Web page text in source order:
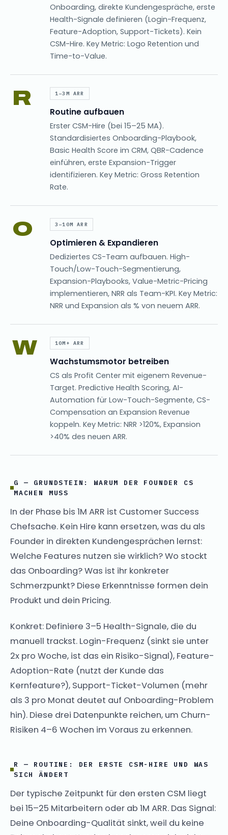
Onboarding, direkte Kundengespräche, erste
Health-Signale definieren (Login-Frequenz,
Feature-Adoption, Support-Tickets). Kein
CSM-Hire. Key Metric: Logo Retention und
Time-to-Value.
R 1–3M ARR
Routine aufbauen
Erster CSM-Hire (bei 15–25 MA).
Standardisiertes Onboarding-Playbook,
Basic Health Score im CRM, QBR-Cadence
einführen, erste Expansion-Trigger
identifizieren. Key Metric: Gross Retention
Rate.
O 3–10M ARR
Optimieren & Expandieren
Dediziertes CS-Team aufbauen. High-
Touch/Low-Touch-Segmentierung,
Expansion-Playbooks, Value-Metric-Pricing
implementieren, NRR als Team-KPI. Key Metric:
NRR und Expansion als % von neuem ARR.
W 10M+ ARR
Wachstumsmotor betreiben
CS als Profit Center mit eigenem Revenue-
Target. Predictive Health Scoring, AI-
Automation für Low-Touch-Segmente, CS-
Compensation an Expansion Revenue
koppeln. Key Metric: NRR >120%, Expansion
>40% des neuen ARR.
G — GRUNDSTEIN: WARUM DER FOUNDER CS
MACHEN MUSS
In der Phase bis 1M ARR ist Customer Success
Chefsache. Kein Hire kann ersetzen, was du als
Founder in direkten Kundengesprächen lernst:
Welche Features nutzen sie wirklich? Wo stockt
das Onboarding? Was ist ihr konkreter
Schmerzpunkt? Diese Erkenntnisse formen dein
Produkt und dein Pricing.
Konkret: Definiere 3–5 Health-Signale, die du
manuell trackst. Login-Frequenz (sinkt sie unter
2x pro Woche, ist das ein Risiko-Signal), Feature-
Adoption-Rate (nutzt der Kunde das
Kernfeature?), Support-Ticket-Volumen (mehr
als 3 pro Monat deutet auf Onboarding-Problem
hin). Diese drei Datenpunkte reichen, um Churn-
Risiken 4–6 Wochen im Voraus zu erkennen.
R — ROUTINE: DER ERSTE CSM-HIRE UND WAS
SICH ÄNDERT
Der typische Zeitpunkt für den ersten CSM liegt
bei 15–25 Mitarbeitern oder ab 1M ARR. Das Signal:
Deine Onboarding-Qualität sinkt, weil du keine